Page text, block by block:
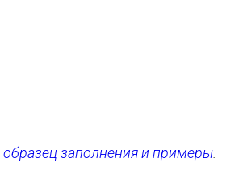
образец заполнения и примеры